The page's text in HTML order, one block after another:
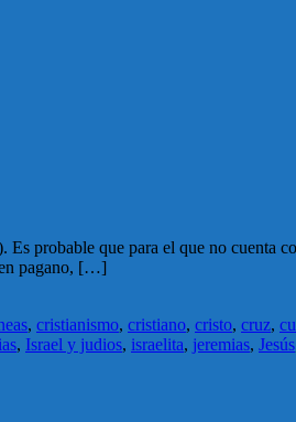
probable que para el que no cuenta
pagano, […]
, cristianismo, cristiano, cristo, cruz,
, Israel y judios, israelita, jeremias, Jesús